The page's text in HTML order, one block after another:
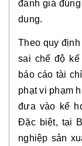
đánh giá
dung.
Theo quy
sai chế độ
báo cáo tài
phạt vi phạm
đưa vào kế
Đặc biệt, tại
nghiệp sản